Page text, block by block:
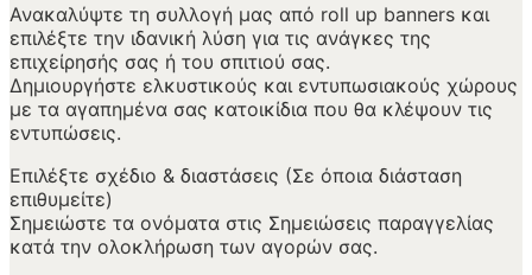
Ανακαλύψτε τη συλλογή μας από roll up banners και
επιλέξτε την ιδανική λύση για τις ανάγκες της
επιχείρησής σας ή του σπιτιού σας.
Δημιουργήστε ελκυστικούς και εντυπωσιακούς χώρους
με τα αγαπημένα σας κατοικίδια που θα κλέψουν τις
εντυπώσεις.
Επιλέξτε σχέδιο & διαστάσεις (Σε όποια διάσταση
επιθυμείτε)
Σημειώστε τα ονόματα στις Σημειώσεις παραγγελίας
κατά την ολοκλήρωση των αγορών σας.